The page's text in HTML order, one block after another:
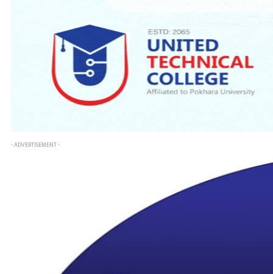
- ADVERTISEMENT -